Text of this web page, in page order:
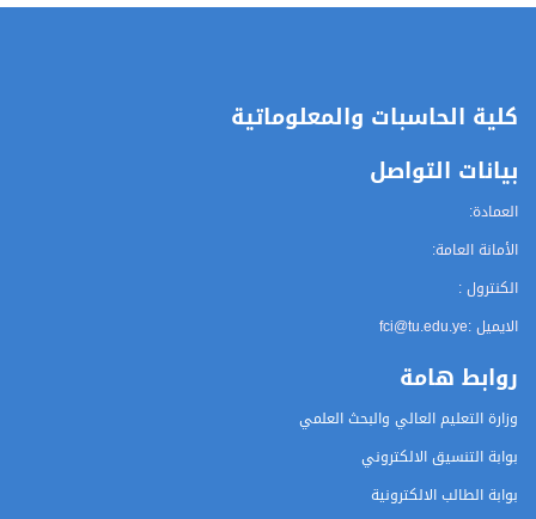
كلية الحاسبات والمعلوماتية
بيانات التواصل
العمادة:
الأمانة العامة:
الكنترول :
الايميل :fci@tu.edu.ye
روابط هامة
وزارة التعليم العالي والبحث العلمي
بوابة التنسيق الالكتروني
بوابة الطالب الالكترونية